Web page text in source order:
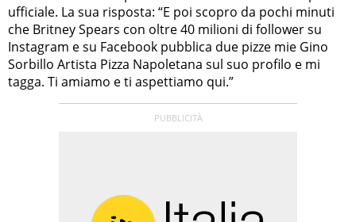
ufficiale. La sua risposta: “E poi scopro da pochi minuti
che Britney Spears con oltre 40 milioni di follower su
Instagram e su Facebook pubblica due pizze mie Gino
Sorbillo Artista Pizza Napoletana sul suo profilo e mi
tagga. Ti amiamo e ti aspettiamo qui.”